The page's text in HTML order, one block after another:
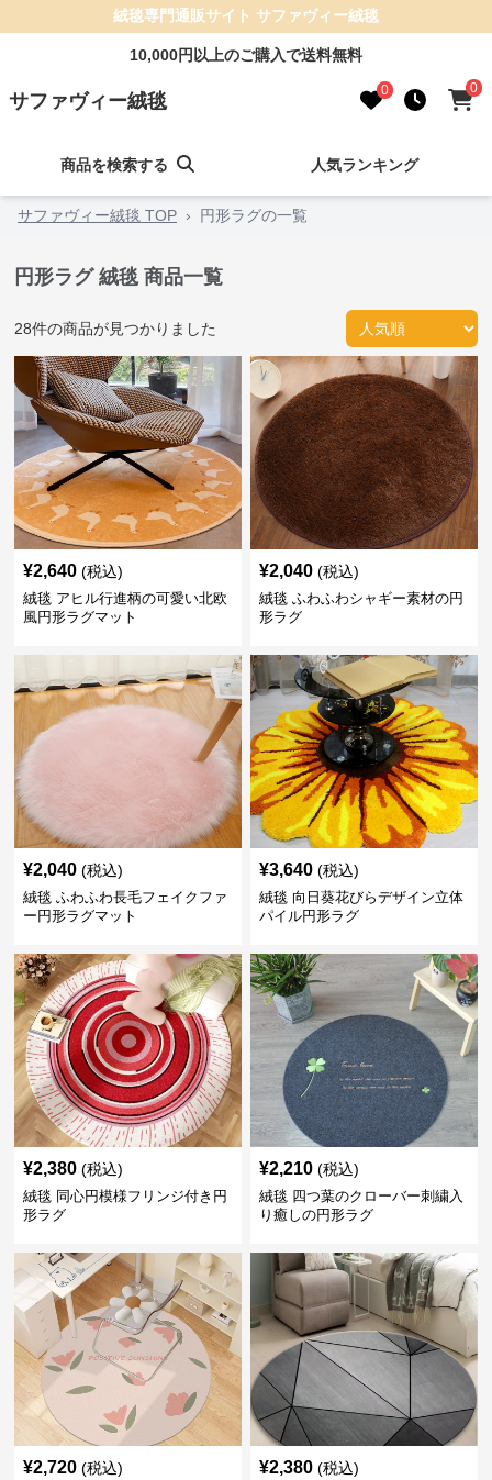
絨毯専門通販サイト サファヴィー絨毯
10,000円以上のご購入で送料無料
サファヴィー絨毯 0 0
商品を検索する 人気ランキング
サファヴィー絨毯 TOP › 円形ラグの一覧
円形ラグ 絨毯 商品一覧
28件の商品が見つかりました
¥2,640 (税込)
絨毯 アヒル行進柄の可愛い北欧
風円形ラグマット
¥2,040 (税込)
絨毯 ふわふわシャギー素材の円
形ラグ
¥2,040 (税込)
絨毯 ふわふわ長毛フェイクファ
ー円形ラグマット
¥3,640 (税込)
絨毯 向日葵花びらデザイン立体
パイル円形ラグ
¥2,380 (税込)
絨毯 同心円模様フリンジ付き円
形ラグ
¥2,210 (税込)
絨毯 四つ葉のクローバー刺繍入
り癒しの円形ラグ
¥2,720 (税込) ¥2,380 (税込)